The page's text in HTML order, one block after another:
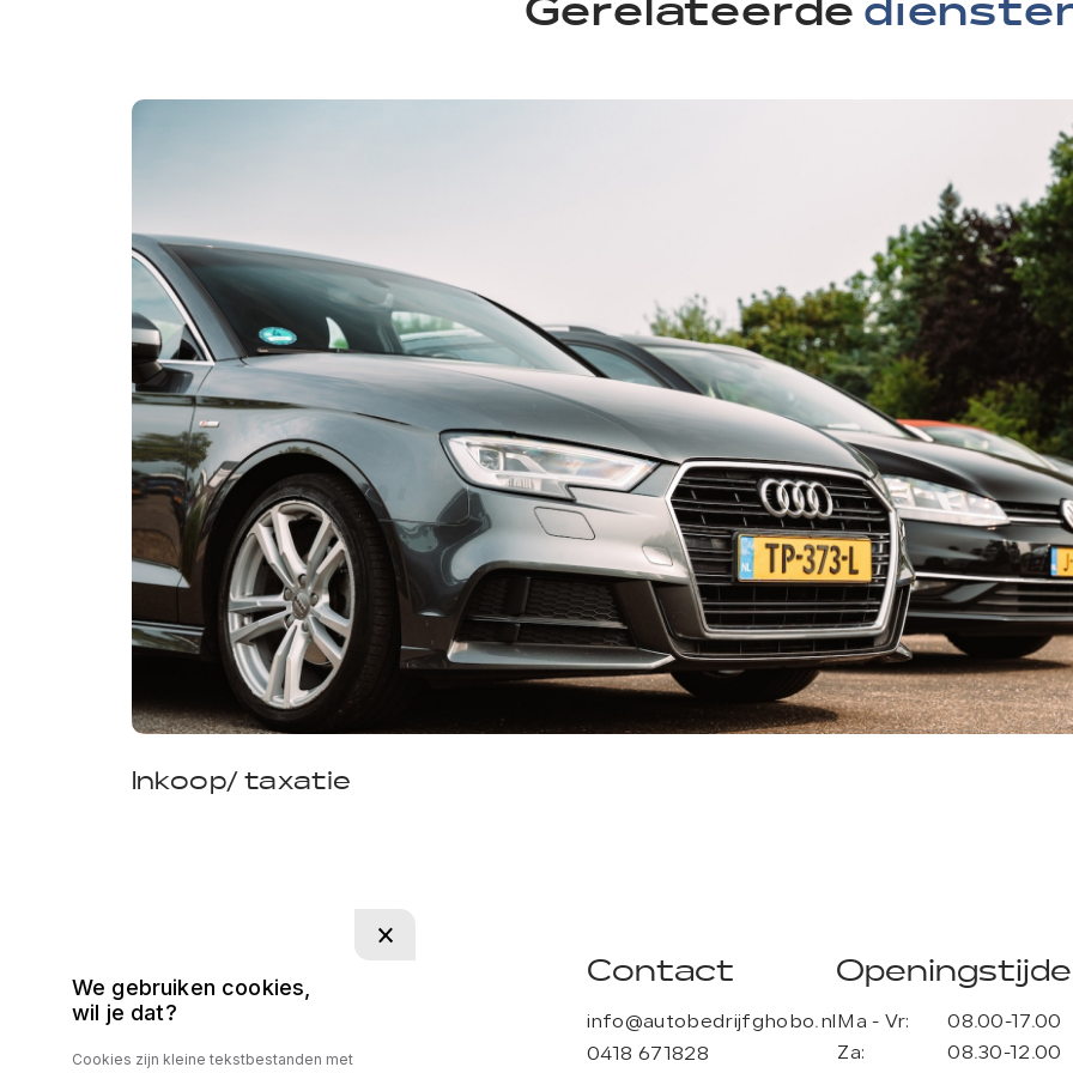
Inkoop/ taxatie
Contact
info@autobedrijfghobo.nl
0418 671828
Ma - Vr:
08.00-17.00
Za:
08.30-12.00
We gebruiken cookies,
wil je dat?
Cookies zijn kleine tekstbestanden met